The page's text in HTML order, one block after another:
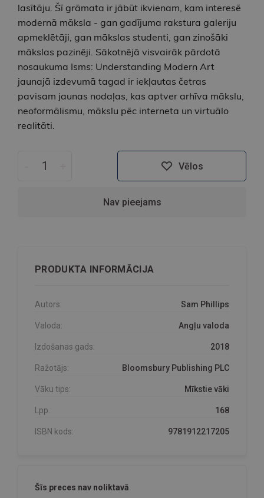
lasītāju. Šī grāmata ir jābūt ikvienam, kam interesē
modernā māksla - gan gadījuma rakstura galeriju
apmeklētāji, gan mākslas studenti, gan zinošāki
mākslas pazinēji. Sākotnējā visvairāk pārdotā
nosaukuma Isms: Understanding Modern Art
jaunajā izdevumā tagad ir iekļautas četras
pavisam jaunas nodaļas, kas aptver arhīva mākslu,
neoformālismu, mākslu pēc interneta un virtuālo
realitāti.
Vēlos
Nav pieejams
PRODUKTA INFORMĀCIJA
Autors: Sam Phillips
Valoda: Angļu valoda
Izdošanas gads: 2018
Ražotājs: Bloomsbury Publishing PLC
Vāku tips: Mīkstie vāki
Lpp.: 168
ISBN kods: 9781912217205
Šīs preces nav noliktavā